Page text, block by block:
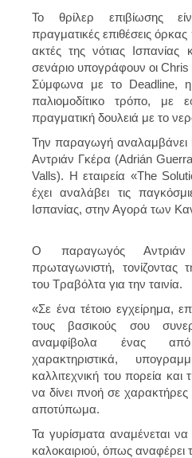
Το θρίλερ επιβίωσης
πραγματικές επιθέσεις
ακτές της νότιας Ισπανίας
σενάριο υπογράφουν οι
Σύμφωνα με το Deadline, η
παλιομοδίτικο τρόπο, με
πραγματική δουλειά με το
Την παραγωγή
Αντριάν Γκέρα (Adrián
Valls). Η εταιρεία «The
έχει αναλάβει τις
Ισπανίας, στην Αγορά των
Ο παραγωγός
πρωταγωνιστή, τονίζοντας
του Τραβόλτα για την ταινία.
«Σε ένα τέτοιο εγχείρημα,
τους βασικούς σου
αναμφίβολα ένας
χαρακτηριστικά,
καλλιτεχνική του πορεία και
να δίνει πνοή σε
αποτύπωμα.
Τα γυρίσματα αναμένεται να
καλοκαιριού, όπως αναφέρει